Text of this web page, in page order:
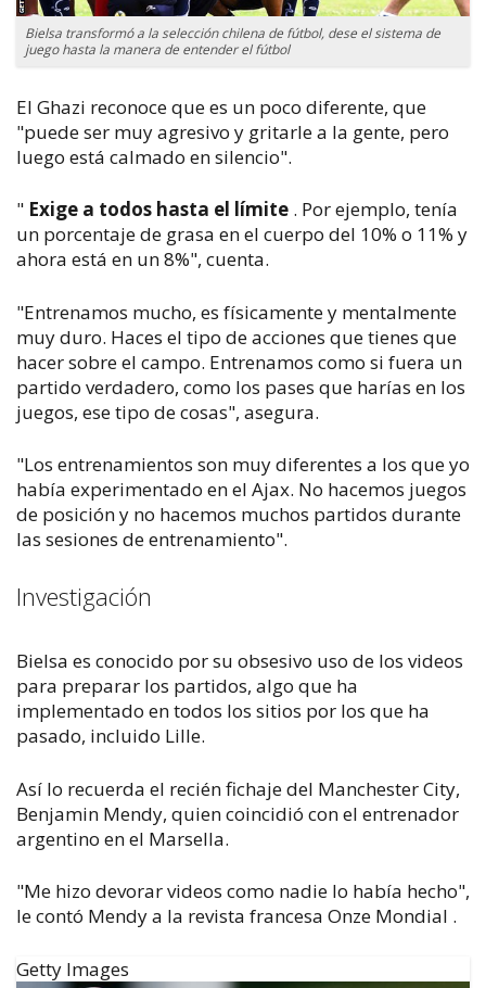
Bielsa transformó a la selección chilena de fútbol, dese el sistema de
juego hasta la manera de entender el fútbol
El Ghazi reconoce que es un poco diferente, que
"puede ser muy agresivo y gritarle a la gente, pero
luego está calmado en silencio".
" Exige a todos hasta el límite . Por ejemplo, tenía
un porcentaje de grasa en el cuerpo del 10% o 11% y
ahora está en un 8%", cuenta.
"Entrenamos mucho, es físicamente y mentalmente
muy duro. Haces el tipo de acciones que tienes que
hacer sobre el campo. Entrenamos como si fuera un
partido verdadero, como los pases que harías en los
juegos, ese tipo de cosas", asegura.
"Los entrenamientos son muy diferentes a los que yo
había experimentado en el Ajax. No hacemos juegos
de posición y no hacemos muchos partidos durante
las sesiones de entrenamiento".
Investigación
Bielsa es conocido por su obsesivo uso de los videos
para preparar los partidos, algo que ha
implementado en todos los sitios por los que ha
pasado, incluido Lille.
Así lo recuerda el recién fichaje del Manchester City,
Benjamin Mendy, quien coincidió con el entrenador
argentino en el Marsella.
"Me hizo devorar videos como nadie lo había hecho",
le contó Mendy a la revista francesa Onze Mondial .
Getty Images